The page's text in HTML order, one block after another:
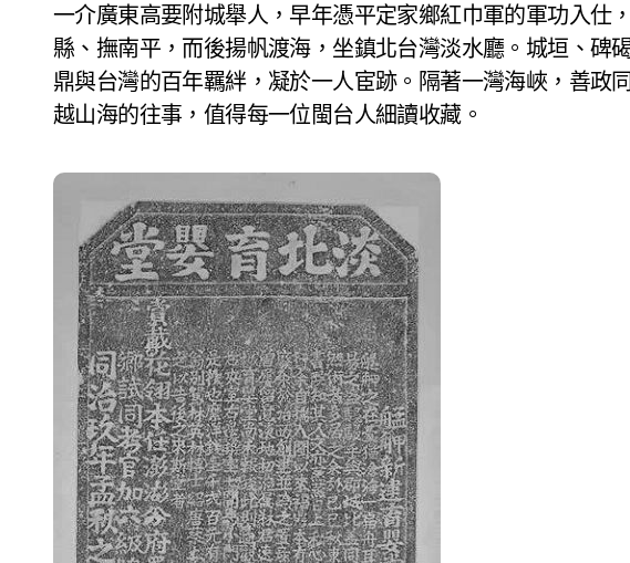
一介廣東高要附城舉人，早年憑平定家鄉紅巾軍的軍功入仕
縣、撫南平，而後揚帆渡海，坐鎮北台灣淡水廳。城垣、碑
鼎與台灣的百年羈絆，凝於一人宦跡。隔著一灣海峽，善政
越山海的往事，值得每一位閩台人細讀收藏。